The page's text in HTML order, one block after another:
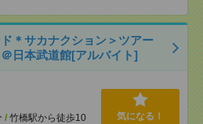
＊サカナクション＞ツアー
日本武道館[アルバイト]
/ 竹橋駅から徒歩10
気になる！